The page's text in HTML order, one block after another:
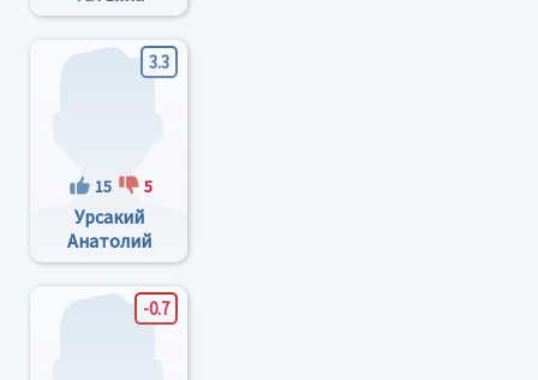
Николаевна
3.3
15 5
Урсакий
Анатолий
Федорович
-0.7